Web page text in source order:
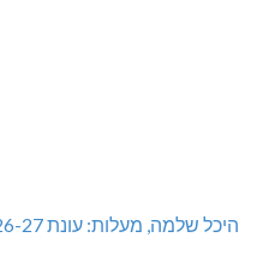
היכל שלמה, מעלות: עונת 26-27